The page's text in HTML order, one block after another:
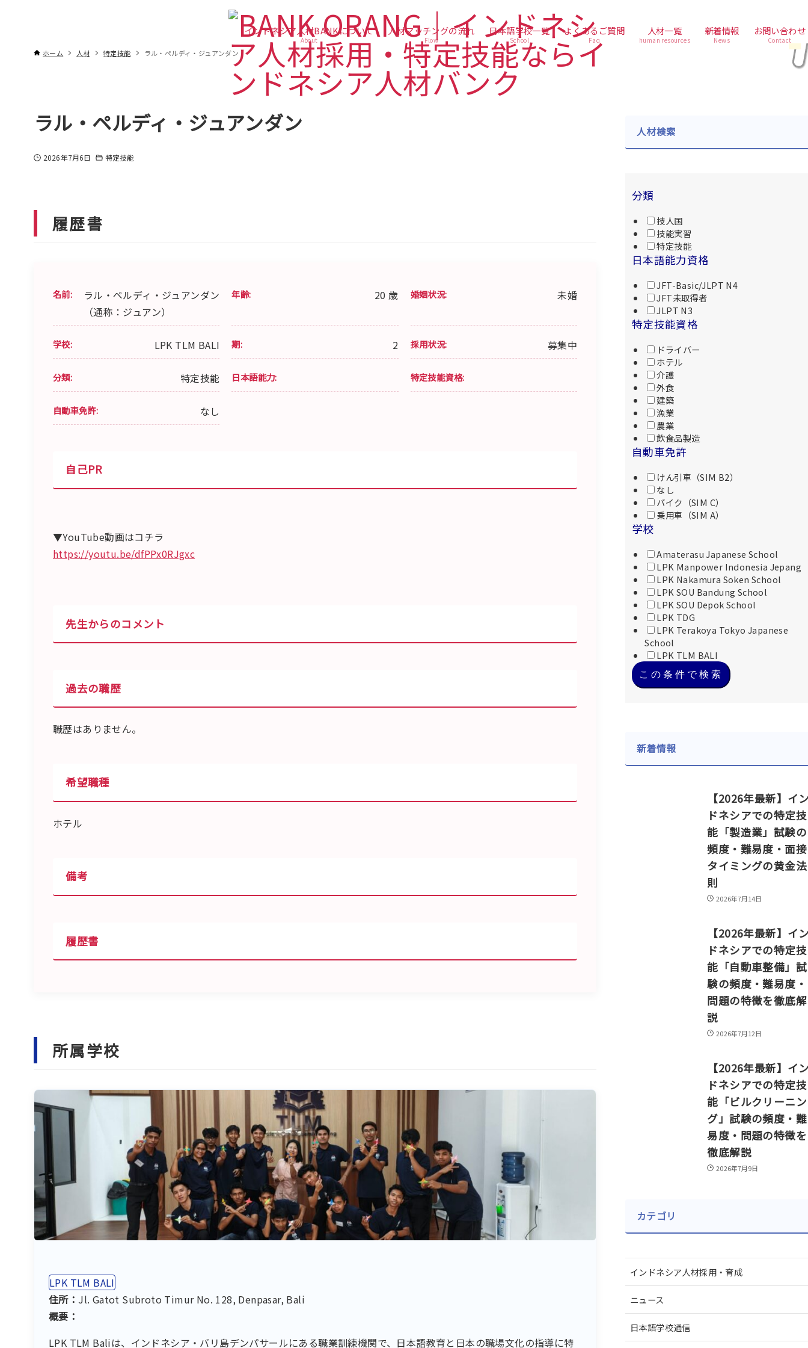
インドネシア人材BANKについて
About
人材マッチングの流れ
Flow
日本語学校一覧
School
よくあるご質問
Faq
人材一覧
human resources
新着情報
News
お問い合わせ
Contact
ホーム 人材 特定技能 ラル・ペルディ・ジュアンダン
ラル・ペルディ・ジュアンダン
2026年7月6日 特定技能
履歴書
名前:
ラル・ペルディ・ジュアンダン
（通称：ジュアン）
年齢: 20 歳 婚姻状況: 未婚
学校: LPK TLM BALI 期: 2 採用状況: 募集中
分類: 特定技能 日本語能力: 特定技能資格:
自動車免許: なし
自己PR
▼YouTube動画はコチラ
https://youtu.be/dfPPx0RJgxc
先生からのコメント
過去の職歴
職歴はありません。
希望職種
ホテル
備考
履歴書
所属学校
LPK TLM BALI
住所： Jl. Gatot Subroto Timur No. 128, Denpasar, Bali
概要：
LPK TLM Baliは、インドネシア・バリ島デンパサールにある職業訓練機関で、日本語教育と日本の職場文化の指導に特
人材検索
分類
技人国
技能実習
特定技能
日本語能力資格
JFT-Basic/JLPT N4
JFT未取得者
JLPT N3
特定技能資格
ドライバー
ホテル
介護
外食
建築
漁業
農業
飲食品製造
自動車免許
けん引車（SIM B2）
なし
バイク（SIM C）
乗用車（SIM A）
学校
Amaterasu Japanese School
LPK Manpower Indonesia Jepang
LPK Nakamura Soken School
LPK SOU Bandung School
LPK SOU Depok School
LPK TDG
LPK Terakoya Tokyo Japanese
School
LPK TLM BALI
この条件で検索
新着情報
【2026年最新】イ
ドネシアでの特定技
能「製造業」試験の
頻度・難易度・面接
タイミングの黄金法
則
2026年7月14日
【2026年最新】イ
ドネシアでの特定技
能「自動車整備」試
験の頻度・難易度・
問題の特徴を徹底解
説
2026年7月12日
【2026年最新】イ
ドネシアでの特定技
能「ビルクリーニン
グ」試験の頻度・難
易度・問題の特徴を
徹底解説
2026年7月9日
カテゴリ
インドネシア人材採用・育成
ニュース
日本語学校通信